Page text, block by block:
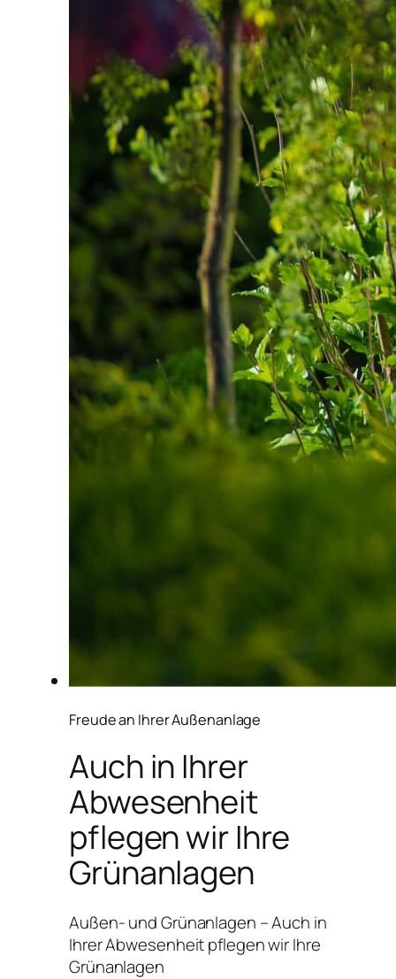
Freude an Ihrer Außenanlage
Auch in Ihrer
Abwesenheit
pflegen wir Ihre
Grünanlagen
Außen- und Grünanlagen – Auch in
Ihrer Abwesenheit pflegen wir Ihre
Grünanlagen